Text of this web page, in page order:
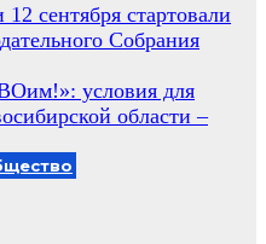
сентября стартовали
Собрания
условия для
области –